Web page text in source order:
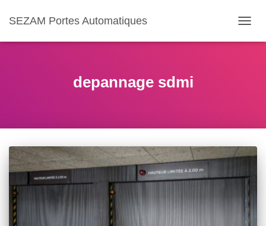
SEZAM Portes Automatiques
LA
depannage sdmi